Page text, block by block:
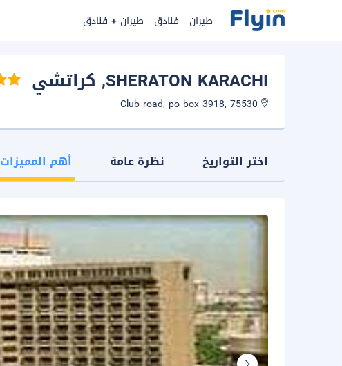
طيران فنادق طيران + فنادق
SHERATON KARACHI, كراتشي
اختر التواريخ نظرة عامة أهم المميزات